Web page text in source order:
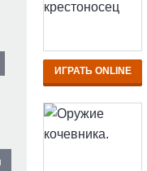
ИГРАТЬ ONLINE